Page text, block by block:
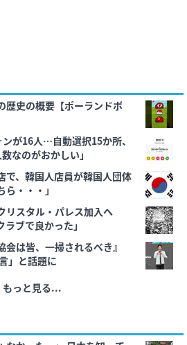
歴史の概要【ポーランドボ
が16人…自動選択15か所、
なのがおかしい」
で、韓国人店員が韓国人団体
・・・」
リスタル・パレス加入へ
ラブで良かった」
は皆、一掃されるべき』
」と話題に
もっと見る...